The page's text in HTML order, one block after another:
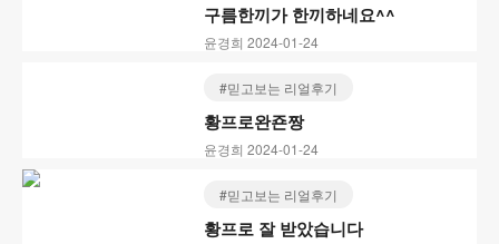
구름한끼가 한끼하네요^^
윤경희 2024-01-24
#믿고보는 리얼후기
황프로완죤짱
윤경희 2024-01-24
#믿고보는 리얼후기
황프로 잘 받았습니다